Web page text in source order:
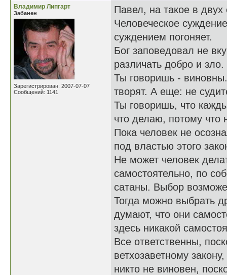
Владимир Липгарт
Забанен
Зарегистрирован: 2007-07-07
Сообщений: 1141
Павел, на такое в
Человеческое
суждением погоняет.
Бог заповедовал не
различать добро и
Ты говоришь -
творят. А еще: не
Ты говоришь, что
что делаю, потому что
Пока человек не
под властью этого
Не может человек
самостоятельно, по
сатаны. Выбор
Тогда можно выбрать
думают, что они
здесь никакой
Все ответственны,
ветхозаветному
никто не виновен,